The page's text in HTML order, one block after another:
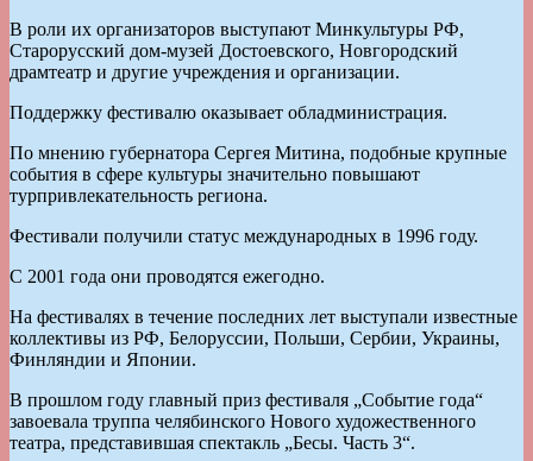
В роли их организаторов выступают Минкультуры РФ,
Старорусский дом-музей Достоевского, Новгородский
драмтеатр и другие учреждения и организации.
Поддержку фестивалю оказывает обладминистрация.
По мнению губернатора Сергея Митина, подобные крупные
события в сфере культуры значительно повышают
турпривлекательность региона.
Фестивали получили статус международных в 1996 году.
С 2001 года они проводятся ежегодно.
На фестивалях в течение последних лет выступали известные
коллективы из РФ, Белоруссии, Польши, Сербии, Украины,
Финляндии и Японии.
В прошлом году главный приз фестиваля „Событие года“
завоевала труппа челябинского Нового художественного
театра, представившая спектакль „Бесы. Часть 3“.